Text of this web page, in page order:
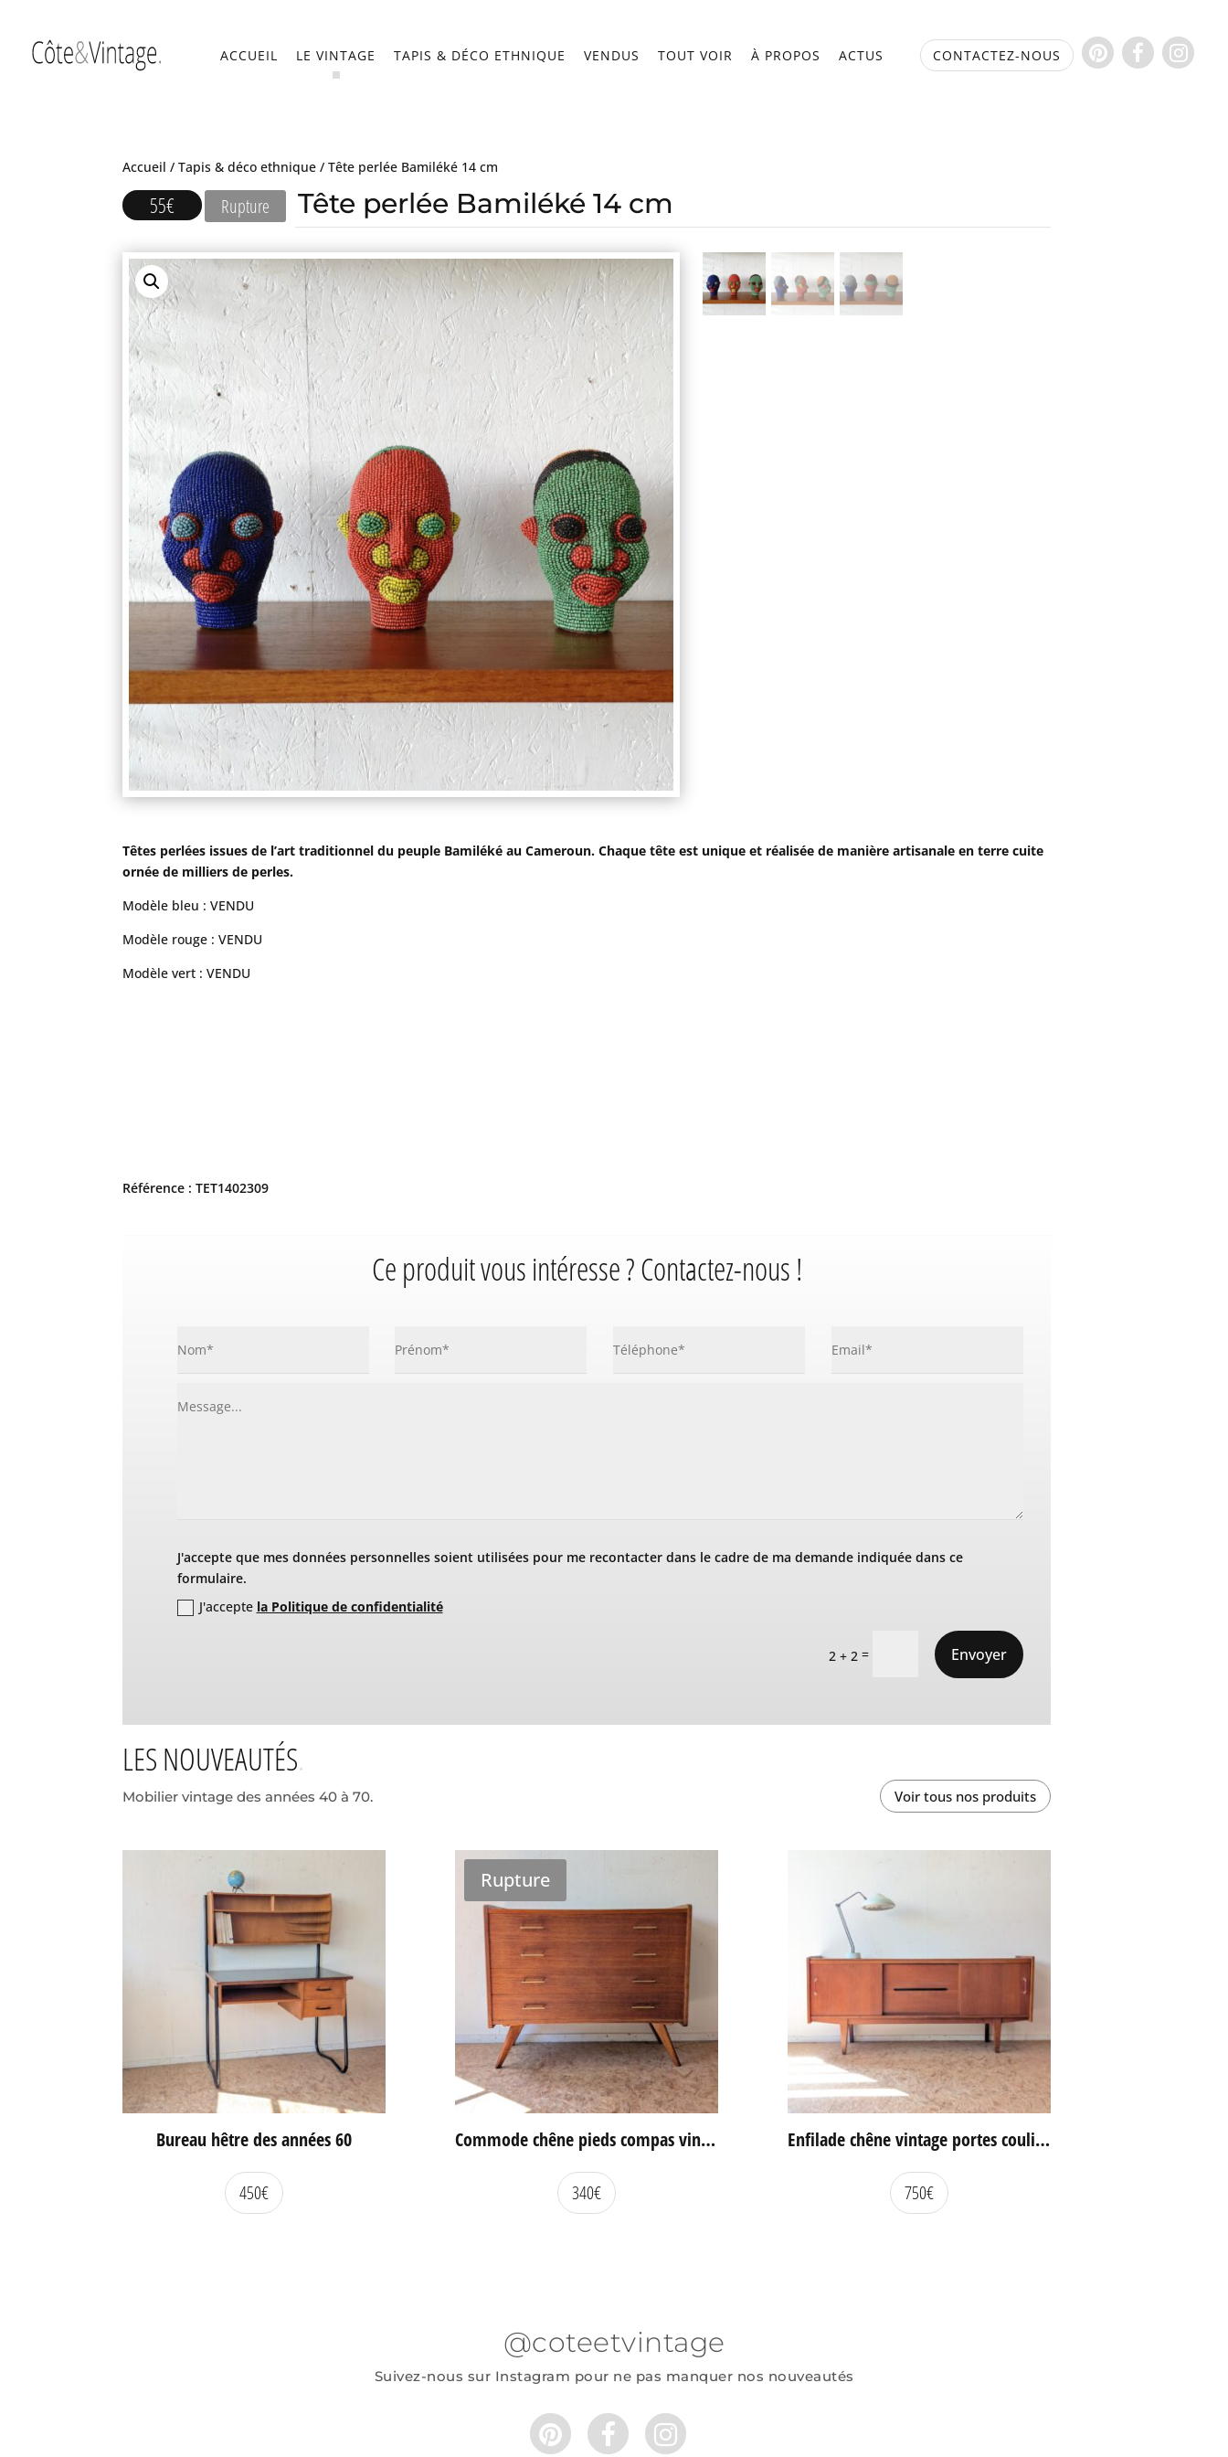
ACCUEIL LE VINTAGE TAPIS & DÉCO ETHNIQUE VENDUS TOUT VOIR À PROPOS ACTUS CONTACTEZ-NOUS
Accueil /Tapis & déco ethnique / Tête perlée Bamiléké 14 cm
55€ Rupture Tête perlée Bamiléké 14 cm
Têtes perlées issues de l’art traditionnel du peuple Bamiléké au Cameroun. Chaque tête est unique et réalisée de manière artisanale en terre cuite
ornée de milliers de perles.
Modèle bleu : VENDU
Modèle rouge : VENDU
Modèle vert : VENDU
Référence : TET1402309
Ce produit vous intéresse ? Contactez-nous !
J'accepte que mes données personnelles soient utilisées pour me recontacter dans le cadre de ma demande indiquée dans ce
formulaire.
J'accepte la Politique de confidentialité
2 + 2 = Envoyer
LES NOUVEAUTÉS
Mobilier vintage des années 40 à 70. Voir tous nos produits
Bureau hêtre des années 60
450€
Rupture
Commode chêne pieds compas vintage
340€
Enfilade chêne vintage portes coulissantes
750€
@coteetvintage
Suivez-nous sur Instagram pour ne pas manquer nos nouveautés